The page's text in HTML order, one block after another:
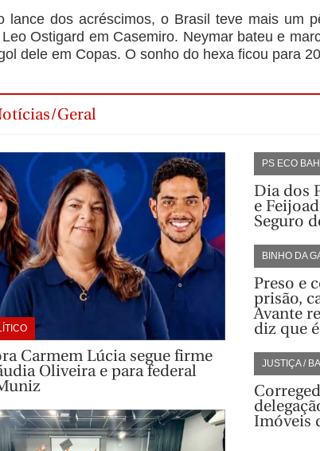
lance dos acréscimos, o Brasil teve mais um
Ostigard em Casemiro. Neymar bateu e
dele em Copas. O sonho do hexa ficou para
Geral
Carmem Lúcia segue firme
Oliveira e para federal
PS ECO
Dia dos
e
Seguro
BINHO DA
Preso e
prisão,
Avante
diz que
JUSTIÇA /
Imóveis